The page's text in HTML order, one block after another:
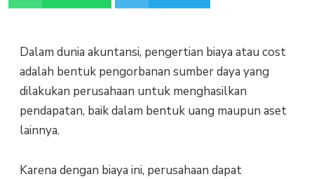
Dalam dunia akuntansi, pengertian biaya atau cost
adalah bentuk pengorbanan sumber daya yang
dilakukan perusahaan untuk menghasilkan
pendapatan, baik dalam bentuk uang maupun aset
lainnya.
Karena dengan biaya ini, perusahaan dapat